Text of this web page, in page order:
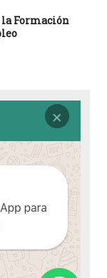
la Formación